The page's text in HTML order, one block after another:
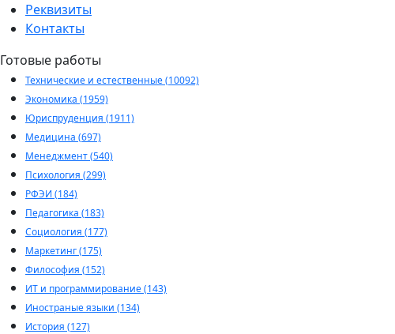
Реквизиты
Контакты
Готовые работы
Технические и естественные (10092)
Экономика (1959)
Юриспруденция (1911)
Медицина (697)
Менеджмент (540)
Психология (299)
РФЭИ (184)
Педагогика (183)
Социология (177)
Маркетинг (175)
Философия (152)
ИТ и программирование (143)
Иностраные языки (134)
История (127)